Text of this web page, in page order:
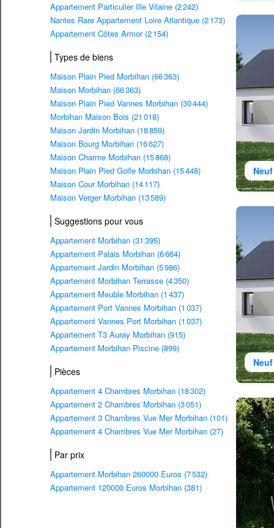
Appartement Particulier Ille Vilaine (2 242)
Nantes Rare Appartement Loire Atlantique (2 173)
Appartement Côtes Armor (2 154)
Types de biens
Maison Plain Pied Morbihan (66 363)
Maison Morbihan (66 363)
Maison Plain Pied Vannes Morbihan (30 444)
Morbihan Maison Bois (21 018)
Maison Jardin Morbihan (18 859)
Maison Bourg Morbihan (16 627)
Maison Charme Morbihan (15 868)
Maison Plain Pied Golfe Morbihan (15 448)
Maison Cour Morbihan (14 117)
Maison Verger Morbihan (13 589)
Suggestions pour vous
Appartement Morbihan (31 395)
Appartement Palais Morbihan (6 664)
Appartement Jardin Morbihan (5 986)
Appartement Morbihan Terrasse (4 350)
Appartement Meuble Morbihan (1 437)
Appartement Port Vannes Morbihan (1 037)
Appartement Vannes Port Morbihan (1 037)
Appartement T3 Auray Morbihan (915)
Appartement Morbihan Piscine (899)
Pièces
Appartement 4 Chambres Morbihan (18 302)
Appartement 2 Chambres Morbihan (3 051)
Appartement 3 Chambres Vue Mer Morbihan (101)
Appartement 4 Chambres Vue Mer Morbihan (27)
Par prix
Appartement Morbihan 260000 Euros (7 532)
Appartement 120000 Euros Morbihan (381)
Neuf
Neuf